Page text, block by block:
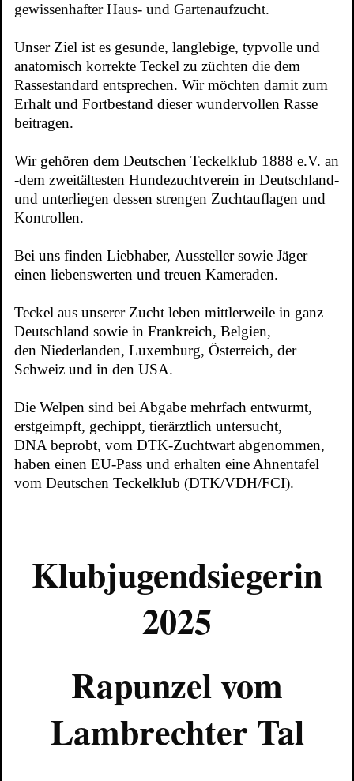
gewissenhafter Haus- und Gartenaufzucht.
Unser Ziel ist es gesunde, langlebige, typvolle und
anatomisch korrekte Teckel zu züchten die dem
Rassestandard entsprechen. Wir möchten damit zum
Erhalt und Fortbestand dieser wundervollen Rasse
beitragen.
Wir gehören dem Deutschen Teckelklub 1888 e.V. an
-dem zweitältesten Hundezuchtverein in Deutschland-
und unterliegen dessen strengen Zuchtauflagen und
Kontrollen.
Bei uns finden Liebhaber, Aussteller sowie Jäger
einen liebenswerten und treuen Kameraden.
Teckel aus unserer Zucht leben mittlerweile in ganz
Deutschland sowie in Frankreich, Belgien,
den Niederlanden, Luxemburg, Österreich, der
Schweiz und in den USA.
Die Welpen sind bei Abgabe mehrfach entwurmt,
erstgeimpft, gechippt, tierärztlich untersucht,
DNA beprobt, vom DTK-Zuchtwart abgenommen,
haben einen EU-Pass und erhalten eine Ahnentafel
vom Deutschen Teckelklub (DTK/VDH/FCI).
Klubjugendsiegerin
2025
Rapunzel vom
Lambrechter Tal